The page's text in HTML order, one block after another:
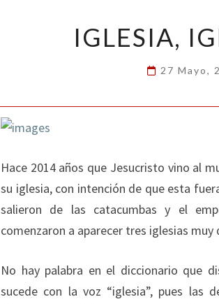
IGLESIA,
27 Mayo,
Hace 2014 años que Jesucristo vino al
su iglesia, con intención de que esta
salieron de las catacumbas y el
comenzaron a aparecer tres iglesias
No hay palabra en el diccionario que
sucede con la voz “iglesia”, pues las